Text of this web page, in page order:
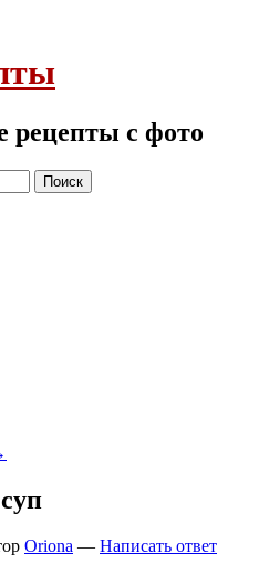
рецепты с фото
Oriona — Написать ответ